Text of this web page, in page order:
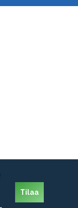
Tilaa